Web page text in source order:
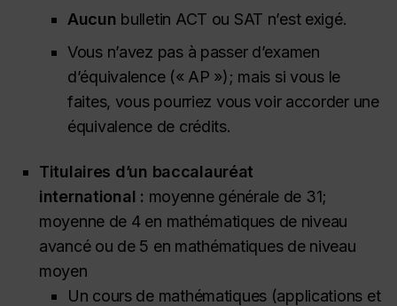
Aucun bulletin ACT ou SAT n’est exigé.
Vous n’avez pas à passer d’examen
d’équivalence (« AP »); mais si vous le
faites, vous pourriez vous voir accorder une
équivalence de crédits.
Titulaires d’un baccalauréat
international : moyenne générale de 31;
moyenne de 4 en mathématiques de niveau
avancé ou de 5 en mathématiques de niveau
moyen
Un cours de mathématiques (applications et